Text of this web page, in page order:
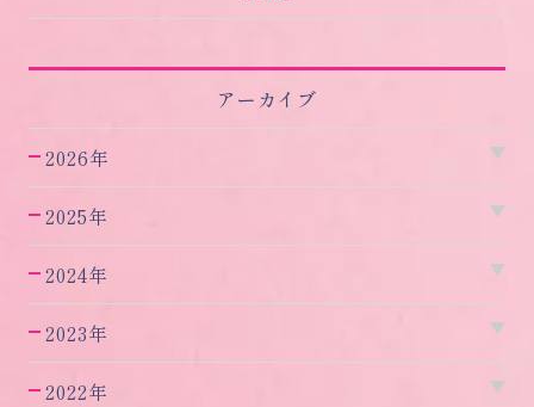
アーカイブ
2026年
2025年
2024年
2023年
2022年